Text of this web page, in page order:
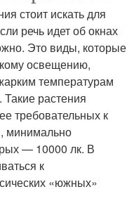
стоит искать для
речь идет об окнах
Это виды, которые
освещению,
температурам
растения
требовательных к
минимально
— 10000 лк. В
к
«южных»